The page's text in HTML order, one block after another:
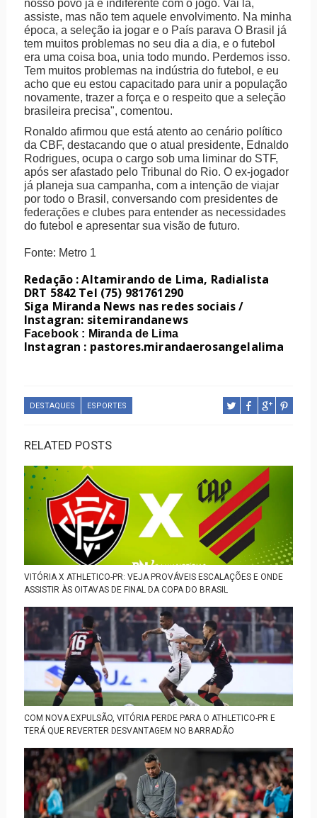
nosso povo já é indiferente com o jogo. Vai lá,
assiste, mas não tem aquele envolvimento. Na minha
época, a seleção ia jogar e o País parava O Brasil já
tem muitos problemas no seu dia a dia, e o futebol
era uma coisa boa, unia todo mundo. Perdemos isso.
Tem muitos problemas na indústria do futebol, e eu
acho que eu estou capacitado para unir a população
novamente, trazer a força e o respeito que a seleção
brasileira precisa", comentou.
Ronaldo afirmou que está atento ao cenário político
da CBF, destacando que o atual presidente, Ednaldo
Rodrigues, ocupa o cargo sob uma liminar do STF,
após ser afastado pelo Tribunal do Rio. O ex-jogador
já planeja sua campanha, com a intenção de viajar
por todo o Brasil, conversando com presidentes de
federações e clubes para entender as necessidades
do futebol e apresentar sua visão de futuro.
Fonte: Metro 1
Redação : Altamirando de Lima, Radialista
DRT 5842 Tel (75) 981761290
Siga Miranda News nas redes sociais /
Instagran: sitemirandanews
Facebook : Miranda de Lima
Instagran : pastores.mirandaerosangelalima
DESTAQUES ESPORTES
RELATED POSTS
VITÓRIA X ATHLETICO-PR: VEJA PROVÁVEIS ESCALAÇÕES E ONDE
ASSISTIR ÀS OITAVAS DE FINAL DA COPA DO BRASIL
COM NOVA EXPULSÃO, VITÓRIA PERDE PARA O ATHLETICO-PR E
TERÁ QUE REVERTER DESVANTAGEM NO BARRADÃO